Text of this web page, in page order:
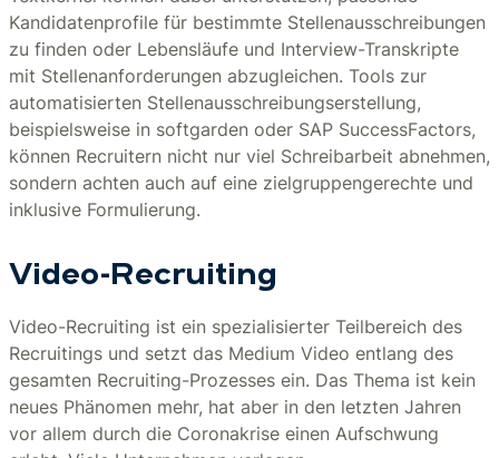
Kandidatenprofile für bestimmte Stellenausschreibungen
zu finden oder Lebensläufe und Interview-Transkripte
mit Stellenanforderungen abzugleichen. Tools zur
automatisierten Stellenausschreibungserstellung,
beispielsweise in softgarden oder SAP SuccessFactors,
können Recruitern nicht nur viel Schreibarbeit abnehmen,
sondern achten auch auf eine zielgruppengerechte und
inklusive Formulierung.
Video-Recruiting
Video-Recruiting ist ein spezialisierter Teilbereich des
Recruitings und setzt das Medium Video entlang des
gesamten Recruiting-Prozesses ein. Das Thema ist kein
neues Phänomen mehr, hat aber in den letzten Jahren
vor allem durch die Coronakrise einen Aufschwung